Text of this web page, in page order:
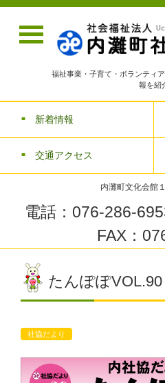
福祉事業・子育て・ボランティ
報を紹
新着情報
交通アクセス
内灘町文化会館
電話：
FAX：
たんぽぽVOL.90
社協だより